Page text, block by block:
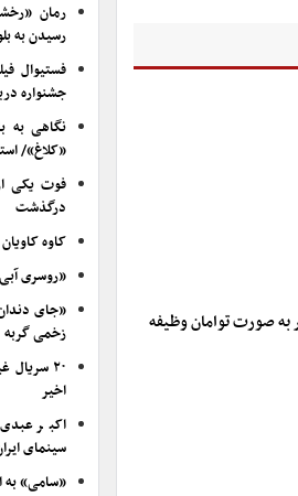
صورت توامان وظیفه
رمان
رسیدن به
جشنواره
نگاهی به
«کلاغ»/
فوت یکی
درگذشت
کاوه
«روسری
«جای
زخمی گربه
۲۰
اخیر
اکبر
سینمای
«سامی» به